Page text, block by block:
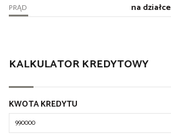
PRĄD na działce
KALKULATOR KREDYTOWY
KWOTA KREDYTU